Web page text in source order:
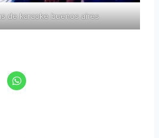
de karaoke buenos aires